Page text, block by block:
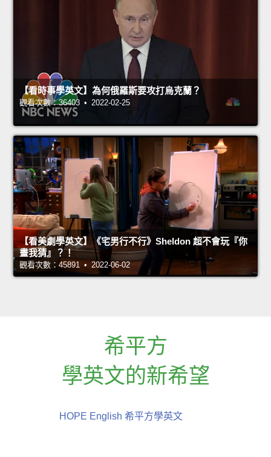
【看時事學英文】為何俄羅斯要攻打烏克蘭？
觀看次數：36403 • 2022-02-25
【看美劇學英文】《宅男行不行》Sheldon 超不會玩『你
畫我猜』？！
觀看次數：45891 • 2022-06-02
希平方
學英文的新希望
HOPE English 希平方學英文